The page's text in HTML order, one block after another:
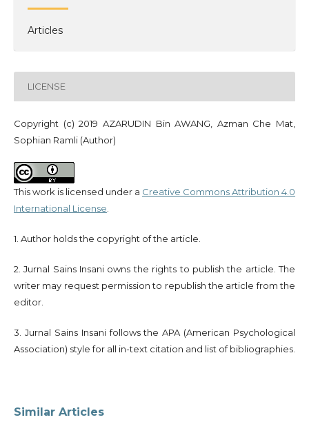
Articles
LICENSE
Copyright (c) 2019 AZARUDIN Bin AWANG, Azman Che Mat,
Sophian Ramli (Author)
This work is licensed under a Creative Commons Attribution 4.0
International License
1. Author holds the copyright of the article.
2. Jurnal Sains Insani owns the rights to publish the article. The
writer may request permission to republish the article from the
editor.
3. Jurnal Sains Insani follows the APA (American Psychological
Association) style for all in-text citation and list of bibliographies.
Similar Articles